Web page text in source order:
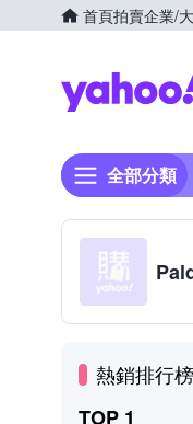
首頁拍賣企業/
全部分類
熱銷排行榜
TOP 1